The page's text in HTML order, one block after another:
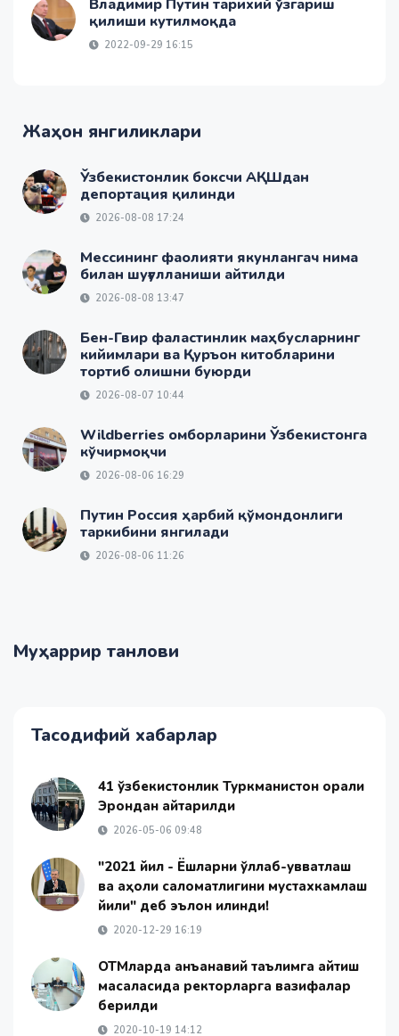
Владимир Путин тарихий ўзгариш
қилиши кутилмоқда
2022-09-29 16:15
Жаҳон янгиликлари
Ўзбекистонлик боксчи АҚШдан
депортация қилинди
2026-08-08 17:24
Мессининг фаолияти якунлангач нима
билан шуғулланиши айтилди
2026-08-08 13:47
Бен-Гвир фаластинлик маҳбусларнинг
кийимлари ва Қуръон китобларини
тортиб олишни буюрди
2026-08-07 10:44
Wildberries омборларини Ўзбекистонга
кўчирмоқчи
2026-08-06 16:29
Путин Россия ҳарбий қўмондонлиги
таркибини янгилади
2026-08-06 11:26
Муҳаррир танлови
Тасодифий хабарлар
41 ўзбекистонлик Туркманистон орқали
Эрондан қайтарилди
2026-05-06 09:48
"2021 йил - Ёшларни қўллаб-қувватлаш
ва аҳоли саломатлигини мустахкамлаш
йили" деб эълон қилинди!
2020-12-29 16:19
ОТМларда анъанавий таълимга қайтиш
масаласида ректорларга вазифалар
берилди
2020-10-19 14:12